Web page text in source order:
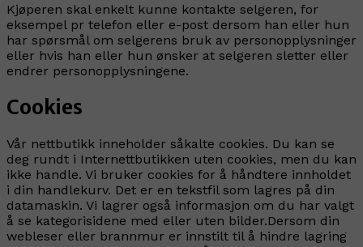
Kjøperen skal enkelt kunne kontakte selgeren, for
eksempel pr telefon eller e-post dersom han eller hun
har spørsmål om selgerens bruk av personopplysninger
eller hvis han eller hun ønsker at selgeren sletter eller
endrer personopplysningene.
Cookies
Vår nettbutikk inneholder såkalte cookies. Du kan se
deg rundt i Internettbutikken uten cookies, men du kan
ikke handle. Vi bruker cookies for å håndtere innholdet
i din handlekurv. Det er en tekstfil som lagres på din
datamaskin. Vi lagrer også informasjon om du har valgt
å se kategorisidene med eller uten bilder.Dersom din
webleser eller brannmur er innstilt til å hindre lagring